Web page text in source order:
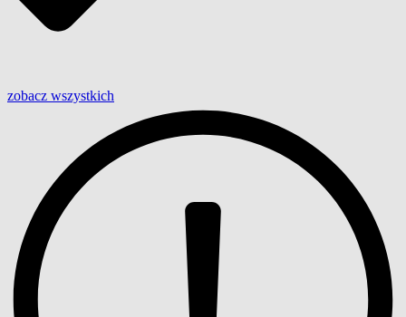
zobacz wszystkich